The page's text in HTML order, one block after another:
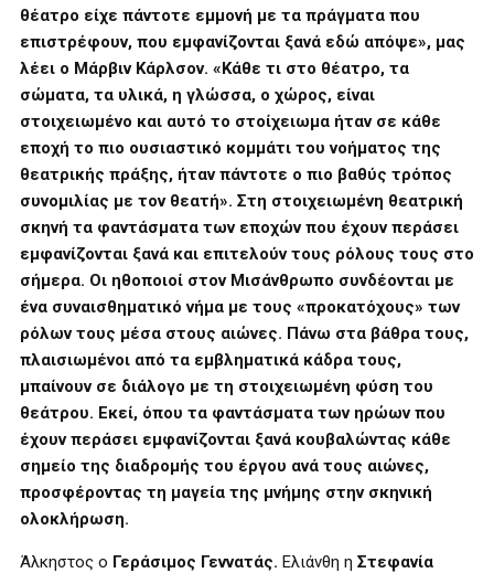
θέατρο είχε πάντοτε εμμονή με τα πράγματα που
επιστρέφουν, που εμφανίζονται ξανά εδώ απόψε», μας
λέει ο Μάρβιν Κάρλσον. «Κάθε τι στο θέατρο, τα
σώματα, τα υλικά, η γλώσσα, ο χώρος, είναι
στοιχειωμένο και αυτό το στοίχειωμα ήταν σε κάθε
εποχή το πιο ουσιαστικό κομμάτι του νοήματος της
θεατρικής πράξης, ήταν πάντοτε ο πιο βαθύς τρόπος
συνομιλίας με τον θεατή». Στη στοιχειωμένη θεατρική
σκηνή τα φαντάσματα των εποχών που έχουν περάσει
εμφανίζονται ξανά και επιτελούν τους ρόλους τους στο
σήμερα. Οι ηθοποιοί στον Μισάνθρωπο συνδέονται με
ένα συναισθηματικό νήμα με τους «προκατόχους» των
ρόλων τους μέσα στους αιώνες. Πάνω στα βάθρα τους,
πλαισιωμένοι από τα εμβληματικά κάδρα τους,
μπαίνουν σε διάλογο με τη στοιχειωμένη φύση του
θεάτρου. Εκεί, όπου τα φαντάσματα των ηρώων που
έχουν περάσει εμφανίζονται ξανά κουβαλώντας κάθε
σημείο της διαδρομής του έργου ανά τους αιώνες,
προσφέροντας τη μαγεία της μνήμης στην σκηνική
ολοκλήρωση.
Άλκηστος ο Γεράσιμος Γεννατάς. Ελιάνθη η Στεφανία